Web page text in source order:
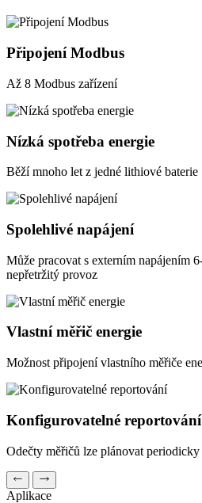
Připojení Modbus
Až 8 Modbus zařízení
Nízká spotřeba energie
Běží mnoho let z jedné lithiové baterie
Spolehlivé napájení
Může pracovat s externím napájením
nepřetržitý provoz
Vlastní měřič energie
Možnost připojení vlastního měřiče
Konfigurovatelné reportování
Odečty měřičů lze plánovat periodicky
Aplikace